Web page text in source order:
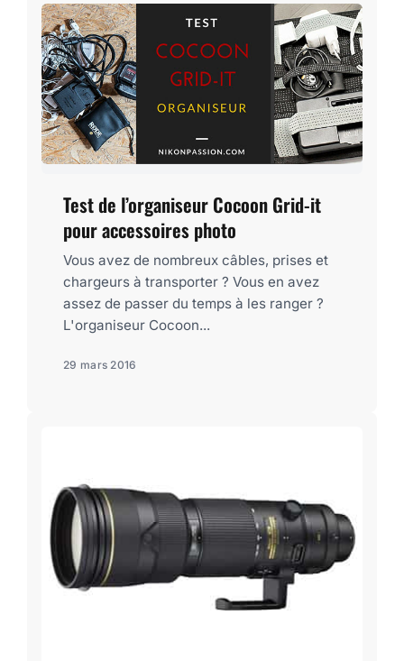
Test de l’organiseur Cocoon Grid-it
pour accessoires photo
Vous avez de nombreux câbles, prises et
chargeurs à transporter ? Vous en avez
assez de passer du temps à les ranger ?
L'organiseur Cocoon...
29 mars 2016